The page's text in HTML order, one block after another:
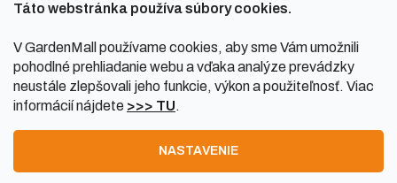
Táto webstránka používa súbory cookies.
V GardenMall používame cookies, aby sme Vám umožnili
pohodlné prehliadanie webu a vďaka analýze prevádzky
neustále zlepšovali jeho funkcie, výkon a použiteľnosť. Viac
informácií nájdete >>> TU.
NASTAVENIE